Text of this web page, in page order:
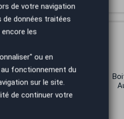
DIESEL
de votre navigation
de données traitées
les
ou en
fonctionnement du
sur le site.
de continuer votre